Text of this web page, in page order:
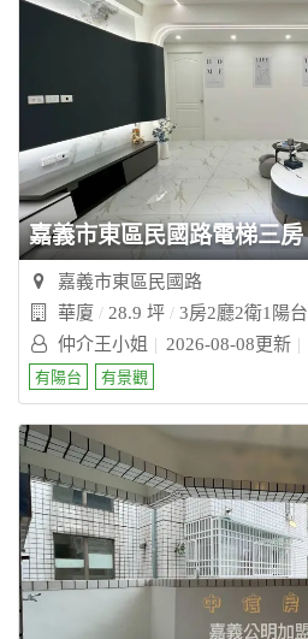
嘉義市東區民國路電梯三房
嘉義市東區民國路
華廈
28.9 坪 3房2廳2衛1陽台
仲介王小姐
2026-08-08更新
有陽台 有景觀